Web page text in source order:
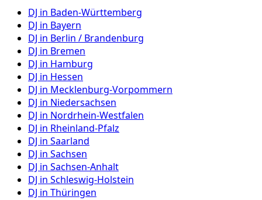
DJ in Baden-Württemberg
DJ in Bayern
DJ in Berlin / Brandenburg
DJ in Bremen
DJ in Hamburg
DJ in Hessen
DJ in Mecklenburg-Vorpommern
DJ in Niedersachsen
DJ in Nordrhein-Westfalen
DJ in Rheinland-Pfalz
DJ in Saarland
DJ in Sachsen
DJ in Sachsen-Anhalt
DJ in Schleswig-Holstein
DJ in Thüringen